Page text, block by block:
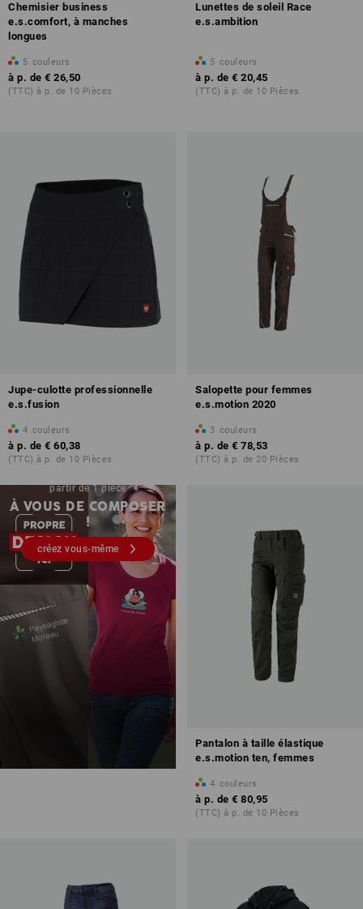
Chemisier business
e.s.comfort, à manches
longues
5 couleurs
à p. de € 26,50
(TTC) à p. de 10 Pièces
Lunettes de soleil Race
e.s.ambition
5 couleurs
à p. de € 20,45
(TTC) à p. de 10 Pièces
Jupe-culotte professionnelle
e.s.fusion
4 couleurs
à p. de € 60,38
(TTC) à p. de 10 Pièces
Salopette pour femmes
e.s.motion 2020
3 couleurs
à p. de € 78,53
(TTC) à p. de 20 Pièces
partir de 1 pièce
À VOUS DE COMPOSER
!
créez vous-même
Pantalon à taille élastique
e.s.motion ten, femmes
4 couleurs
à p. de € 80,95
(TTC) à p. de 10 Pièces